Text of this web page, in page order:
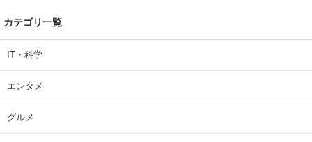
カテゴリ一覧
IT・科学
エンタメ
グルメ